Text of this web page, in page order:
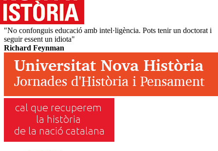
"No confonguis educació amb intel·ligència. Pots tenir un doctorat i
seguir essent un idiota"
Richard Feynman